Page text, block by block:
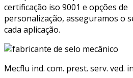
certificação iso 9001 e opções de
personalização, asseguramos o
cada aplicação.
Mecflu ind. com. prest. serv. ved.